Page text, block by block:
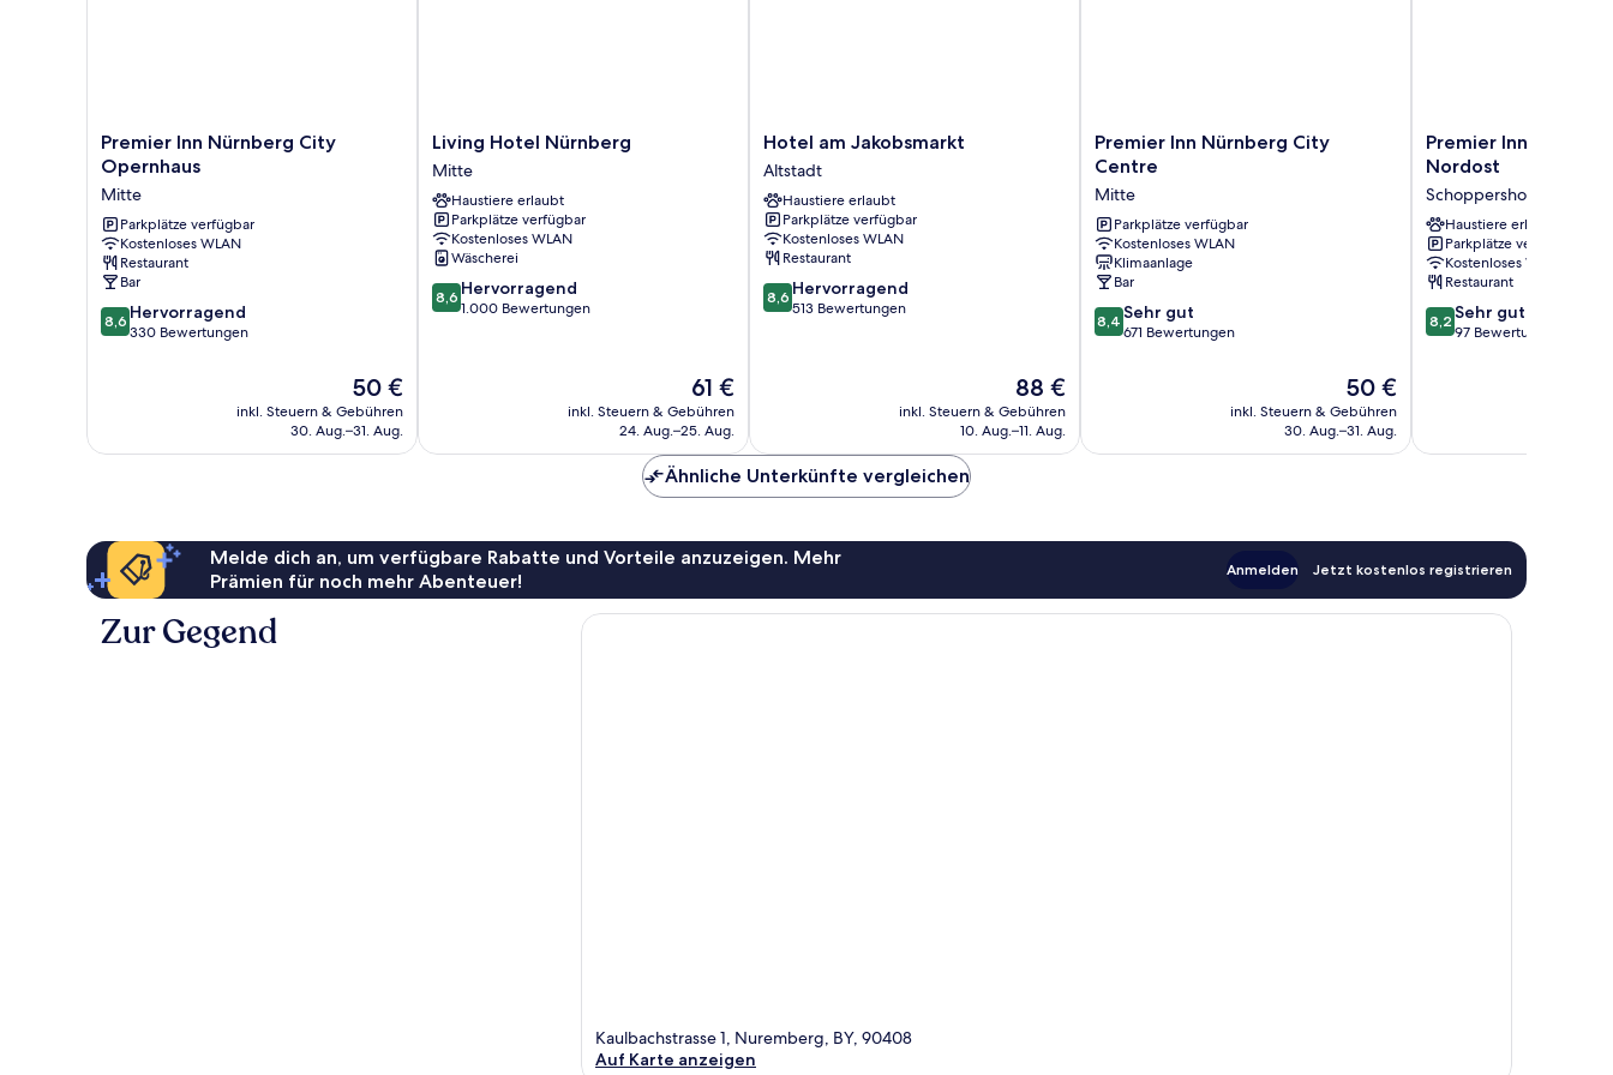
Premier
Inn
Nürnberg
City
Opernhaus
Mitte
Premier Inn Nürnberg City
Opernhaus
Mitte
Parkplätze verfügbar
Kostenloses WLAN
Restaurant
Bar
8.6
von
8,6 Hervorragend
330 Bewertungen
Der
Preis
beträgt
50 €
inkl. Steuern & Gebühren
30. Aug.–31. Aug.
Living
Hotel
Nürnberg
Mitte
Living Hotel Nürnberg
Mitte
Haustiere erlaubt
Parkplätze verfügbar
Kostenloses WLAN
Wäscherei
8.6
von
8,6 Hervorragend
1.000 Bewertungen
Der
Preis
beträgt
61 €
inkl. Steuern & Gebühren
24. Aug.–25. Aug.
Hotel
am
Jakobsmarkt
Altstadt
Hotel am Jakobsmarkt
Altstadt
Haustiere erlaubt
Parkplätze verfügbar
Kostenloses WLAN
Restaurant
8.6
von
8,6 Hervorragend
513 Bewertungen
Der
Preis
beträgt
88 €
inkl. Steuern & Gebühren
10. Aug.–11. Aug.
Premier
Inn
City
Centre
Mitte
Premier Inn Nürnberg City
Centre
Mitte
Parkplätze verfügbar
Kostenloses WLAN
Klimaanlage
Bar
8.4
von
8,4 Sehr gut
671 Bewertungen
Der
Preis
beträgt
50 €
inkl. Steuern & Gebühren
30. Aug.–31. Aug.
Premier
Inn
City
Nordost
Schoppershof
Premier Inn
Nordost
Schoppershof
Haustiere erlaubt
Parkplätze verfügbar
Kostenloses WLAN
Restaurant
8.2
von
8,2 Sehr gut
97 Bewertungen
Ähnliche Unterkünfte vergleichen
Melde dich an, um verfügbare Rabatte und Vorteile anzuzeigen. Mehr
Prämien für noch mehr Abenteuer!
Anmelden Jetzt kostenlos registrieren
Zur Gegend
Kaulbachstrasse 1, Nuremberg, BY, 90408
Auf Karte anzeigen